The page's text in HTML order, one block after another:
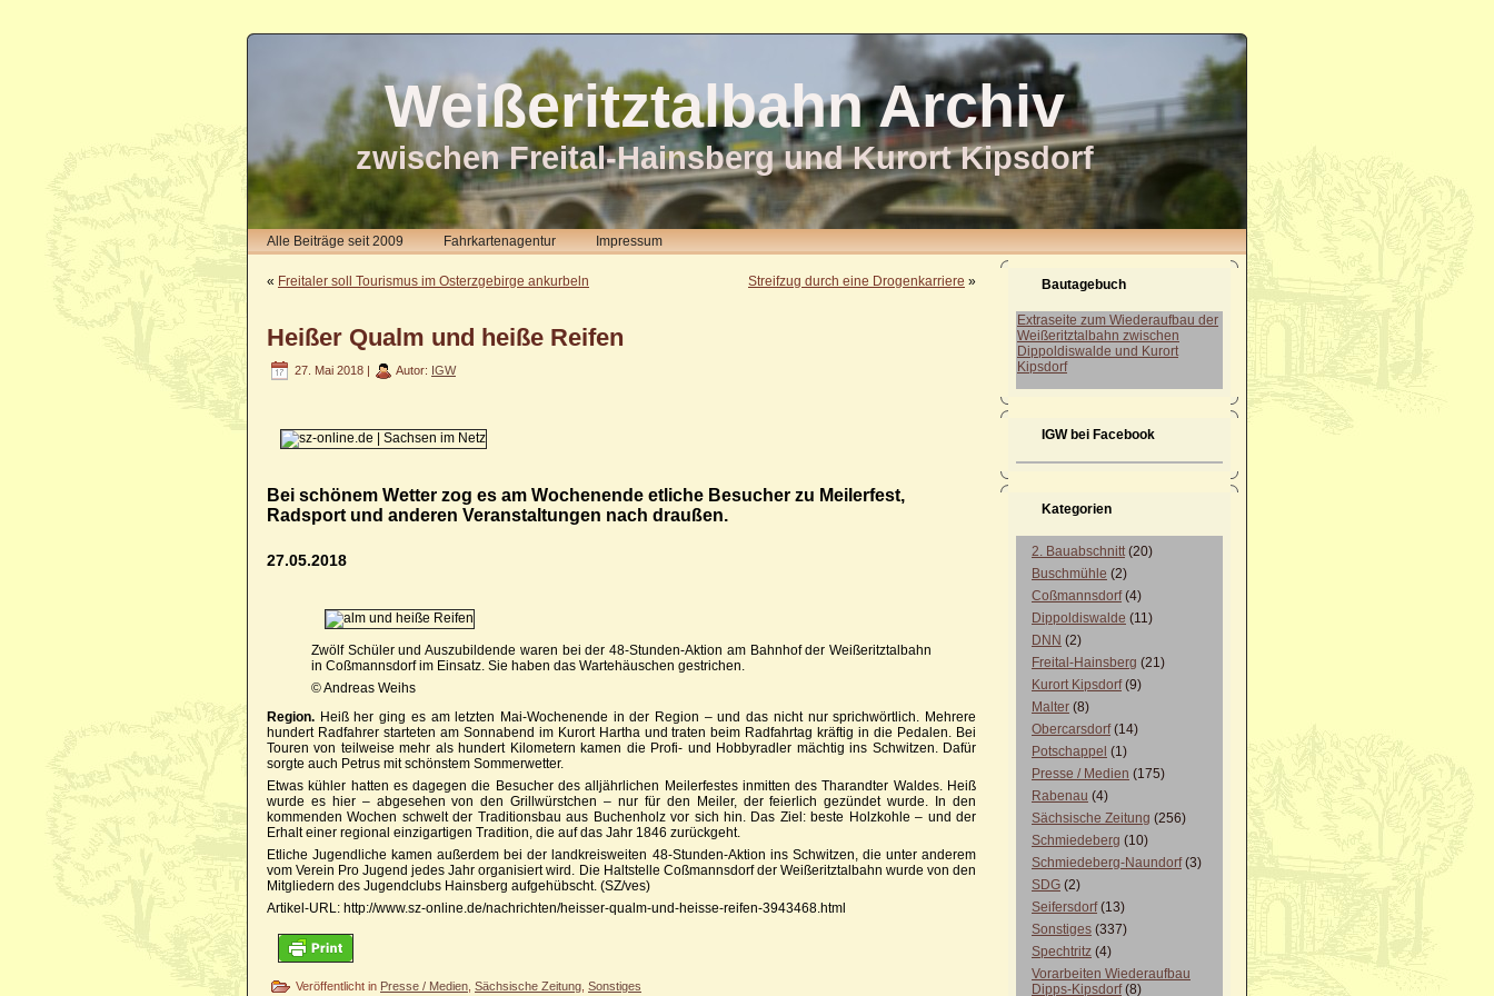
Weißeritztalbahn Archiv
zwischen Freital-Hainsberg und Kurort Kipsdorf
Alle Beiträge seit 2009 Fahrkartenagentur Impressum
« Freitaler soll Tourismus im Osterzgebirge ankurbeln Streifzug durch eine Drogenkarriere »
Heißer Qualm und heiße Reifen
27. Mai 2018 | Autor: IGW
Bei schönem Wetter zog es am Wochenende etliche Besucher zu Meilerfest,
Radsport und anderen Veranstaltungen nach draußen.
27.05.2018
Zwölf Schüler und Auszubildende waren bei der 48-Stunden-Aktion am Bahnhof der Weißeritztalbahn
in Coßmannsdorf im Einsatz. Sie haben das Wartehäuschen gestrichen.
© Andreas Weihs
Region. Heiß her ging es am letzten Mai-Wochenende in der Region – und das nicht nur sprichwörtlich. Mehrere
hundert Radfahrer starteten am Sonnabend im Kurort Hartha und traten beim Radfahrtag kräftig in die Pedalen. Bei
Touren von teilweise mehr als hundert Kilometern kamen die Profi- und Hobbyradler mächtig ins Schwitzen. Dafür
sorgte auch Petrus mit schönstem Sommerwetter.
Etwas kühler hatten es dagegen die Besucher des alljährlichen Meilerfestes inmitten des Tharandter Waldes. Heiß
wurde es hier – abgesehen von den Grillwürstchen – nur für den Meiler, der feierlich gezündet wurde. In den
kommenden Wochen schwelt der Traditionsbau aus Buchenholz vor sich hin. Das Ziel: beste Holzkohle – und der
Erhalt einer regional einzigartigen Tradition, die auf das Jahr 1846 zurückgeht.
Etliche Jugendliche kamen außerdem bei der landkreisweiten 48-Stunden-Aktion ins Schwitzen, die unter anderem
vom Verein Pro Jugend jedes Jahr organisiert wird. Die Haltstelle Coßmannsdorf der Weißeritztalbahn wurde von den
Mitgliedern des Jugendclubs Hainsberg aufgehübscht. (SZ/ves)
Artikel-URL: http://www.sz-online.de/nachrichten/heisser-qualm-und-heisse-reifen-3943468.html
Veröffentlicht in Presse / Medien Sächsische Zeitung Sonstiges
Bautagebuch
Extraseite zum Wiederaufbau der
Weißeritztalbahn zwischen
Dippoldiswalde und Kurort
Kipsdorf
IGW bei Facebook
Kategorien
2. Bauabschnitt(20)
Buschmühle (2)
Coßmannsdorf(4)
Dippoldiswalde (11)
DNN (2)
Freital-Hainsberg (21)
Kurort Kipsdorf(9)
Malter (8)
Obercarsdorf(14)
Potschappel (1)
Presse / Medien (175)
Rabenau (4)
Sächsische Zeitung (256)
Schmiedeberg (10)
Schmiedeberg-Naundorf(3)
SDG (2)
Seifersdorf(13)
Sonstiges (337)
Spechtritz (4)
Vorarbeiten Wiederaufbau
Dipps-Kipsdorf(8)